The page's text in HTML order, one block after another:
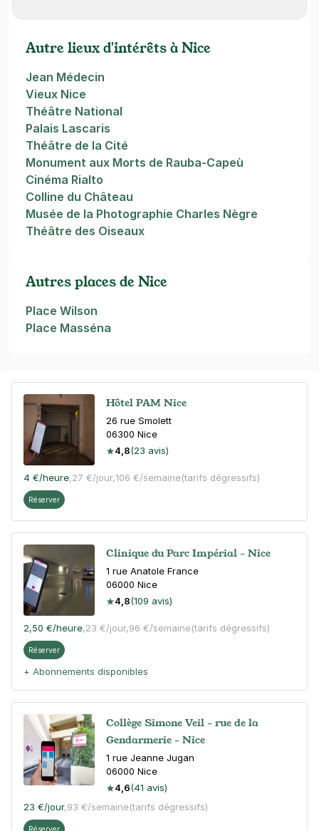
Hôtel PAM Nice
26 rue Smolett
06300 Nice
4,8(23 avis)
4 €/heure,27 €/jour,106 €/semaine(tarifs dégressifs)
Réserver
Clinique du Parc Impérial - Nice
1 rue Anatole France
06000 Nice
4,8(109 avis)
2,50 €/heure,23 €/jour,96 €/semaine(tarifs dégressifs)
Réserver
+ Abonnements disponibles
Collège Simone Veil - rue de la
Gendarmerie - Nice
1 rue Jeanne Jugan
06000 Nice
4,6(41 avis)
23 €/jour,93 €/semaine(tarifs dégressifs)
Réserver
Autre lieux d'intérêts à Nice
Jean Médecin
Vieux Nice
Théâtre National
Palais Lascaris
Théâtre de la Cité
Monument aux Morts de Rauba-Capeù
Cinéma Rialto
Colline du Château
Musée de la Photographie Charles Nègre
Théâtre des Oiseaux
Autres places de Nice
Place Wilson
Place Masséna